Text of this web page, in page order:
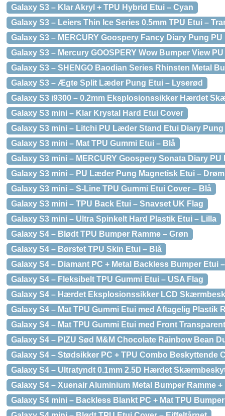
Galaxy S3 – Klar Akryl + TPU Hybrid Etui – Cyan
Galaxy S3 – Leiers Thin Ice Series 0.5mm TPU Etui –
Galaxy S3 – MERCURY Goospery Fancy Diary Pung
Galaxy S3 – Mercury GOOSPERY Wow Bumper View
Galaxy S3 – SHENGO Baodian Series Rhinsten Metal
Galaxy S3 – Ægte Split Læder Pung Etui – Lyserød
Galaxy S3 i9300 – 0.2mm Eksplosionssikker Hærdet
Galaxy S3 mini – Klar Krystal Hard Etui Cover
Galaxy S3 mini – Litchi PU Læder Stand Etui Diary Pung
Galaxy S3 mini – Mat TPU Gummi Etui – Blå
Galaxy S3 mini – MERCURY Goospery Sonata Diary
Galaxy S3 mini – PU Læder Pung Magnetisk Etui –
Galaxy S3 mini – S-Line TPU Gummi Etui Cover – Blå
Galaxy S3 mini – TPU Back Etui – Snavset UK Flag
Galaxy S3 mini – Ultra Spinkelt Hard Plastik Etui – Lilla
Galaxy S4 – Blødt TPU Bumper Ramme – Grøn
Galaxy S4 – Børstet TPU Skin Etui – Blå
Galaxy S4 – Diamant PC + Metal Backless Bumper Etui
Galaxy S4 – Fleksibelt TPU Gummi Etui – USA Flag
Galaxy S4 – Hærdet Eksplosionssikker LCD
Galaxy S4 – Mat TPU Gummi Etui med Aftagelig Plastik
Galaxy S4 – Mat TPU Gummi Etui med Front
Galaxy S4 – PIZU Sød M&M Chocolate Rainbow Bean
Galaxy S4 – Stødsikker PC + TPU Combo Beskyttende
Galaxy S4 – Ultratyndt 0.1mm 2.5D Hærdet
Galaxy S4 – Xuenair Aluminium Metal Bumper Ramme
Galaxy S4 mini – Backless Blankt PC + Mat TPU